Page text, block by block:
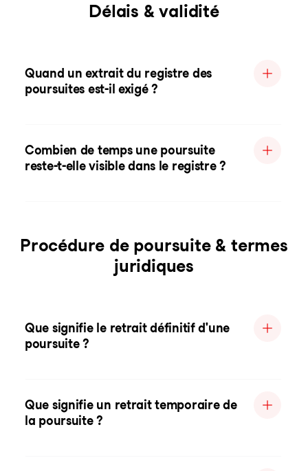
Délais & validité
Quand un extrait du registre des
poursuites est-il exigé ?
Combien de temps une poursuite
reste-t-elle visible dans le registre ?
Procédure de poursuite & termes
juridiques
Que signifie le retrait définitif d'une
poursuite ?
Que signifie un retrait temporaire de
la poursuite ?